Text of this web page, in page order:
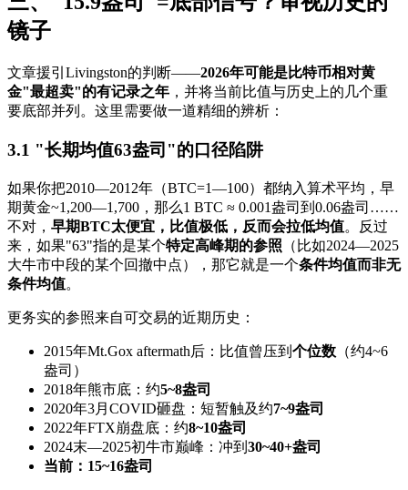
镜子
文章援引Livingston的判断——2026年可能是比特币相对黄
金"最超卖"的有记录之年 ，并将当前比值与历史上的几个重
要底部并列。这里需要做一道精细的辨析：
3.1 "长期均值63盎司"的口径陷阱
如果你把2010—2012年（BTC=1—100）都纳入算术平均，早
期黄金~1,200—1,700，那么1 BTC ≈ 0.001盎司到0.06盎司……
不对， 早期BTC太便宜，比值极低，反而会拉低均值。反过
来，如果"63"指的是某个特定高峰期的参照 （比如2024—2025
大牛市中段的某个回撤中点），那它就是一个条件均值而非无
条件均值。
更务实的参照来自可交易的近期历史：
2015年Mt.Gox aftermath后：比值曾压到 个位数 （约4~6
盎司）
2018年熊市底：约5~8盎司
2020年3月COVID砸盘：短暂触及约7~9盎司
2022年FTX崩盘底：约8~10盎司
2024末—2025初牛市巅峰：冲到 30~40+盎司
当前：15~16盎司